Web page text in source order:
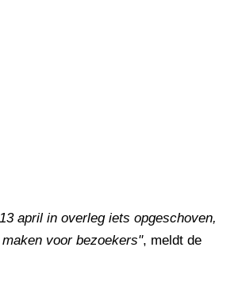
april in overleg iets opgeschoven,
voor bezoekers", meldt de